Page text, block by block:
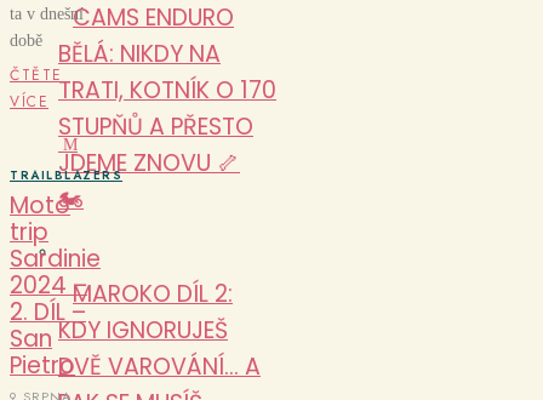
CAMS ENDURO
BĚLÁ: NIKDY NA
TRATI, KOTNÍK O 170
STUPŇŮ A PŘESTO
JDEME ZNOVU 🦴
🏍️
MAROKO DÍL 2:
KDY IGNORUJEŠ
DVĚ VAROVÁNÍ… A
ta v dnešní
době
ČTĚTE
VÍCE
M
TRAILBLAZERS
Moto
trip
Sardinie
2024 –
2. DÍL –
San
Pietro
9 SRPNA,